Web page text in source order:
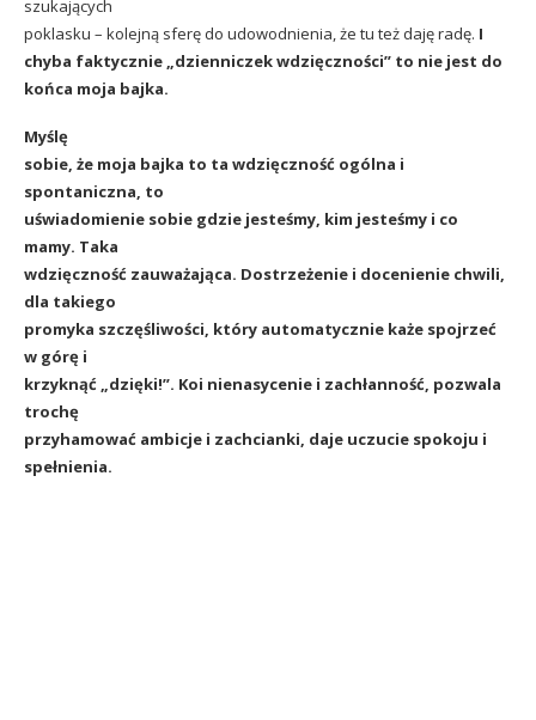
szukających
poklasku – kolejną sferę do udowodnienia, że tu też daję radę. I
chyba faktycznie „dzienniczek wdzięczności” to nie jest do
końca moja bajka.
Myślę
sobie, że moja bajka to ta wdzięczność ogólna i
spontaniczna, to
uświadomienie sobie gdzie jesteśmy, kim jesteśmy i co
mamy. Taka
wdzięczność zauważająca. Dostrzeżenie i docenienie chwili,
dla takiego
promyka szczęśliwości, który automatycznie każe spojrzeć
w górę i
krzyknąć „dzięki!”. Koi nienasycenie i zachłanność, pozwala
trochę
przyhamować ambicje i zachcianki, daje uczucie spokoju i
spełnienia.